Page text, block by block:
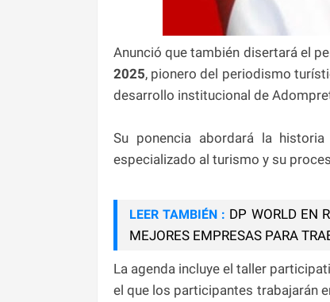
Anunció que también disertará el
2025, pionero del periodismo
desarrollo institucional de
Su ponencia abordará la
especializado al turismo y su
LEER TAMBIÉN : DP WORLD EN
MEJORES EMPRESAS PARA
La agenda incluye el taller
el que los participantes trabajarán